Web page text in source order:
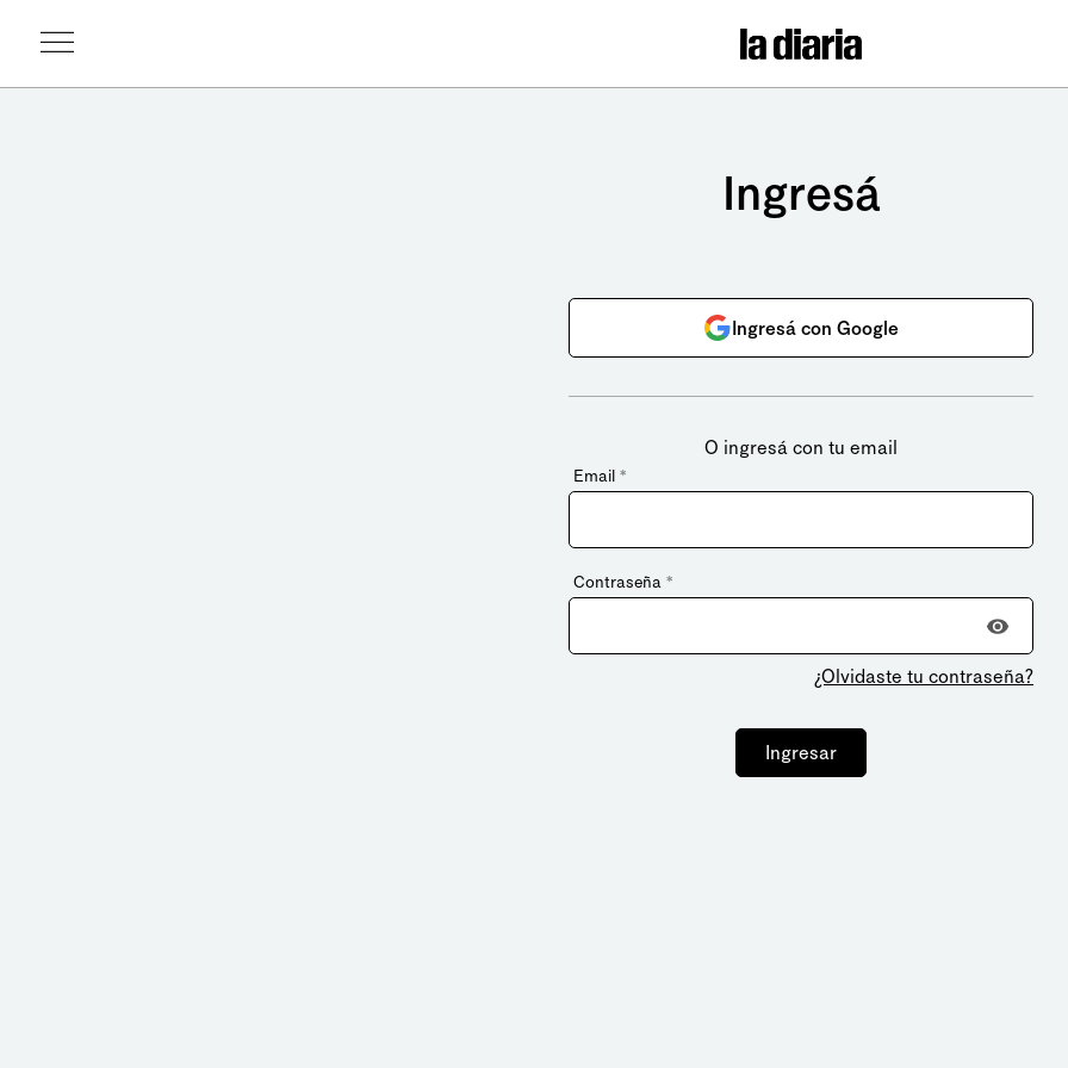
Ingresá
Ingresá con Google
O ingresá con tu email
Email *
Contraseña *
¿Olvidaste tu contraseña?
Ingresar